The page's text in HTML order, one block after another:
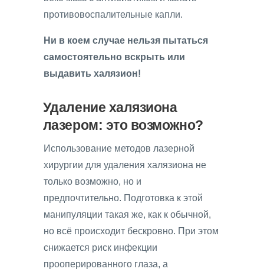
противовоспалительные капли.
Ни в коем случае нельзя пытаться
самостоятельно вскрыть или
выдавить халязион!
Удаление халязиона
лазером: это возможно?
Использование методов лазерной
хирургии для удаления халязиона не
только возможно, но и
предпочтительно. Подготовка к этой
манипуляции такая же, как к обычной,
но всё происходит бескровно. При этом
снижается риск инфекции
прооперированного глаза, а